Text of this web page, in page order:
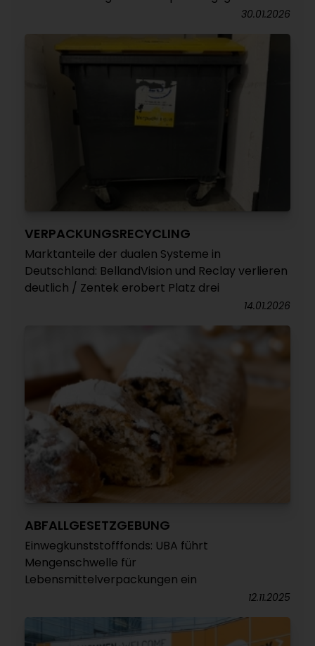
30.01.2026
VERPACKUNGSRECYCLING
Marktanteile der dualen Systeme in
Deutschland: BellandVision und Reclay verlieren
deutlich / Zentek erobert Platz drei
14.01.2026
ABFALLGESETZGEBUNG
Einwegkunststofffonds: UBA führt
Mengenschwelle für
Lebensmittelverpackungen ein
12.11.2025